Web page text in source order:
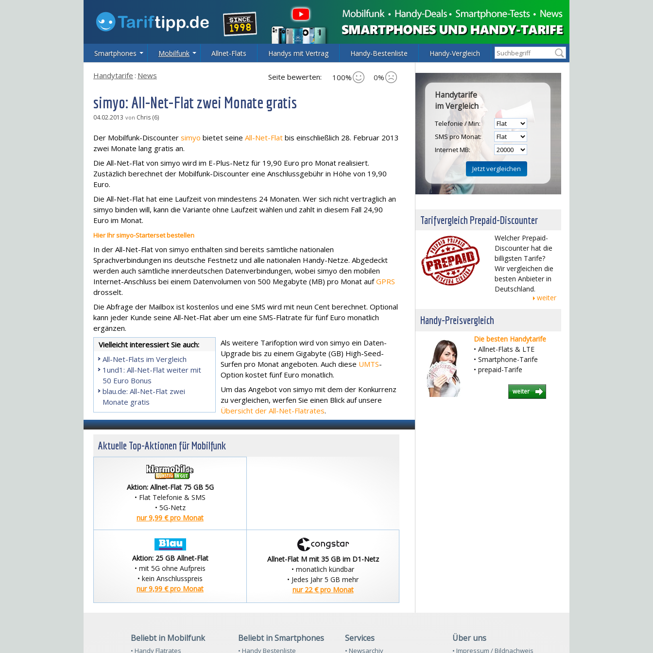
Smartphones Mobilfunk Allnet-Flats Handys mit Vertrag Handy-Bestenliste Handy-Vergleich
Seite bewerten: 100% 0%
Handytarife : News
simyo: All-Net-Flat zwei Monate gratis
04.02.2013 von Chris (6)
Der Mobilfunk-Discounter simyo bietet seine All-Net-Flat bis einschließlich 28. Februar 2013
zwei Monate lang gratis an.
Die All-Net-Flat von simyo wird im E-Plus-Netz für 19,90 Euro pro Monat realisiert.
Zustäzlich berechnet der Mobilfunk-Discounter eine Anschlussgebühr in Höhe von 19,90
Euro.
Die All-Net-Flat hat eine Laufzeit von mindestens 24 Monaten. Wer sich nicht vertraglich an
simyo binden will, kann die Variante ohne Laufzeit wählen und zahlt in diesem Fall 24,90
Euro im Monat.
Hier Ihr simyo-Starterset bestellen
In der All-Net-Flat von simyo enthalten sind bereits sämtliche nationalen
Sprachverbindungen ins deutsche Festnetz und alle nationalen Handy-Netze. Abgedeckt
werden auch sämtliche innerdeutschen Datenverbindungen, wobei simyo den mobilen
Internet-Anschluss bei einem Datenvolumen von 500 Megabyte (MB) pro Monat aufGPRS
drosselt.
Die Abfrage der Mailbox ist kostenlos und eine SMS wird mit neun Cent berechnet. Optional
kann jeder Kunde seine All-Net-Flat aber um eine SMS-Flatrate für fünf Euro monatlich
ergänzen.
Vielleicht interessiert Sie auch:
All-Net-Flats im Vergleich
1und1: All-Net-Flat weiter mit
50 Euro Bonus
blau.de: All-Net-Flat zwei
Monate gratis
Als weitere Tarifoption wird von simyo ein Daten-
Upgrade bis zu einem Gigabyte (GB) High-Seed-
Surfen pro Monat angeboten. Auch diese UMTS-
Option kostet fünf Euro monatlich.
Um das Angebot von simyo mit dem der Konkurrenz
zu vergleichen, werfen Sie einen Blick auf unsere
Übersicht der All-Net-Flatrates.
Aktuelle Top-Aktionen für Mobilfunk
Aktion: Allnet-Flat 75 GB 5G
• Flat Telefonie & SMS
• 5G-Netz
nur 9,99 € pro Monat
Aktion: 25 GB Allnet-Flat
• mit 5G ohne Aufpreis
• kein Anschlusspreis
nur 9,99 € pro Monat
Allnet-Flat M mit 35 GB im D1-Netz
• monatlich kündbar
• Jedes Jahr 5 GB mehr
nur 22 € pro Monat
Handytarife
im Vergleich
Telefonie / Min:
SMS pro Monat:
Internet MB:
Tarifvergleich Prepaid-Discounter
Welcher Prepaid-
Discounter hat die
billigsten Tarife?
Wir vergleichen die
besten Anbieter in
Deutschland.
weiter
Handy-Preisvergleich
Die besten Handytarife
• Allnet-Flats & LTE
• Smartphone-Tarife
• prepaid-Tarife
weiter
Beliebt in Mobilfunk
• Handy Flatrates
Beliebt in Smartphones
• Handy Bestenliste
Services
• Newsarchiv
Über uns
• Impressum / Bildnachweis